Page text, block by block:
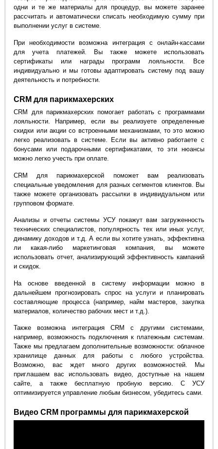
одни и те же материалы для процедур, вы можете заранее
рассчитать и автоматически списать необходимую сумму при
выполнении услуг в системе.
При необходимости возможна интеграция с онлайн-кассами
для учета платежей. Вы также можете использовать
сертификаты или награды программ лояльности. Все
индивидуально и мы готовы адаптировать систему под вашу
деятельность и потребности.
CRM для парикмахерских
CRM для парикмахерских помогает работать с программами
лояльности. Например, если вы реализуете определенные
скидки или акции со встроенными механизмами, то это можно
легко реализовать в системе. Если вы активно работаете с
бонусами или подарочными сертификатами, то эти нюансы
можно легко учесть при оплате.
CRM для парикмахерской поможет вам реализовать
специальные уведомления для разных сегментов клиентов. Вы
также можете организовать рассылки в индивидуальном или
групповом формате.
Анализы и отчеты системы УСУ покажут вам загруженность
технических специалистов, популярность тех или иных услуг,
динамику доходов и т.д. А если вы хотите узнать, эффективна
ли какая-либо маркетинговая компания, вы можете
использовать отчет, анализирующий эффективность кампаний
и скидок.
На основе введенной в систему информации можно в
дальнейшем прогнозировать спрос на услуги и планировать
составляющие процесса (например, найм мастеров, закупка
материалов, количество рабочих мест и т.д.).
Также возможна интеграция CRM с другими системами,
например, возможность подключения к платежным системам.
Также мы предлагаем дополнительные возможности: облачное
хранилище данных для работы с любого устройства.
Возможно, вас ждет много других возможностей. Мы
приглашаем вас использовать видео, доступные на нашем
сайте, а также бесплатную пробную версию. С УСУ
оптимизируется управление любым бизнесом, убедитесь сами.
Видео CRM программы для парикмахерской